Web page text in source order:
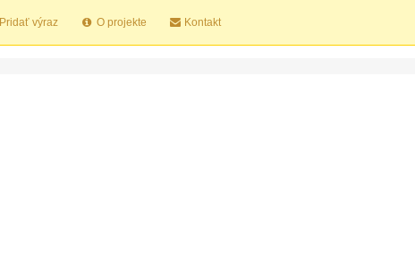
Pridať výraz O projekte Kontakt